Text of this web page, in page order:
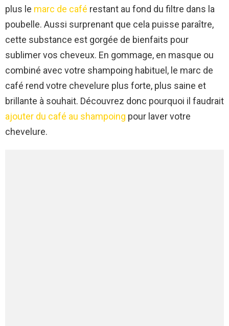
plus le marc de café restant au fond du filtre dans la
poubelle. Aussi surprenant que cela puisse paraître,
cette substance est gorgée de bienfaits pour
sublimer vos cheveux. En gommage, en masque ou
combiné avec votre shampoing habituel, le marc de
café rend votre chevelure plus forte, plus saine et
brillante à souhait. Découvrez donc pourquoi il faudrait
ajouter du café au shampoing pour laver votre
chevelure.